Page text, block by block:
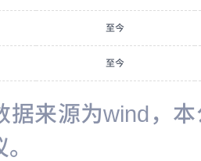
至今
至今
据来源为wind，